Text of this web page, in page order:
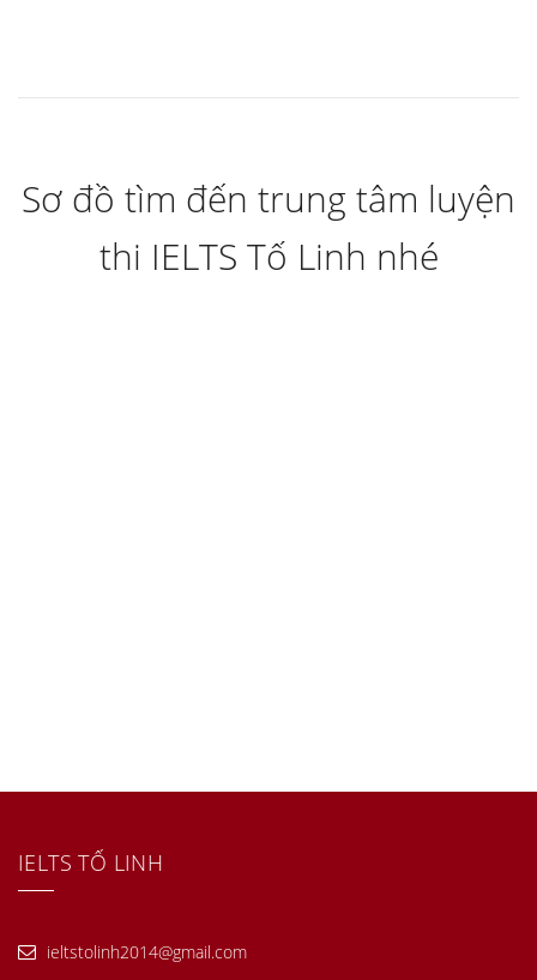
Sơ đồ tìm đến trung tâm luyện
thi IELTS Tố Linh nhé
IELTS TỐ LINH
ieltstolinh2014@gmail.com